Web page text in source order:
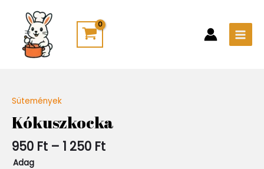
content
Sütemények
Kókuszkocka
950 Ft – 1 250 Ft
-
1
250 Ft
Adag